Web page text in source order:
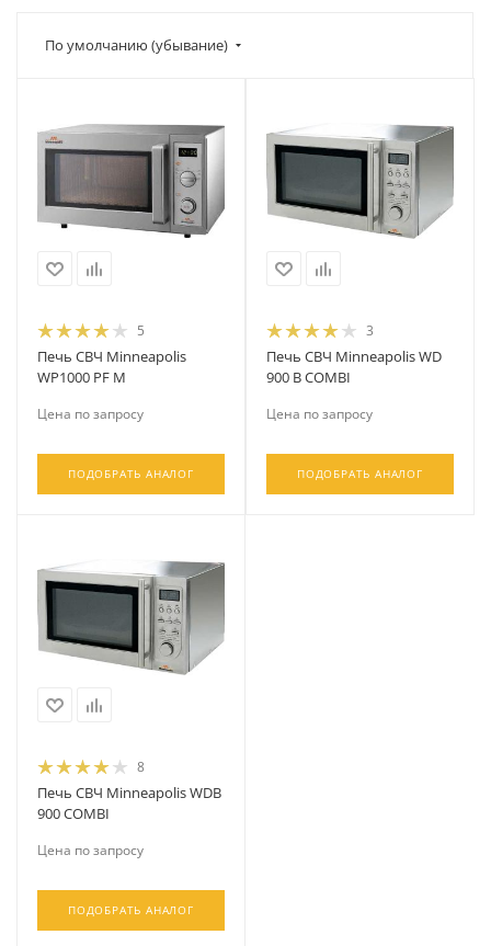
По умолчанию (убывание)
5
Печь СВЧ Minneapolis
WP1000 PF M
Цена по запросу
ПОДОБРАТЬ АНАЛОГ
3
Печь СВЧ Minneapolis WD
900 B COMBI
Цена по запросу
ПОДОБРАТЬ АНАЛОГ
8
Печь СВЧ Minneapolis WDB
900 COMBI
Цена по запросу
ПОДОБРАТЬ АНАЛОГ